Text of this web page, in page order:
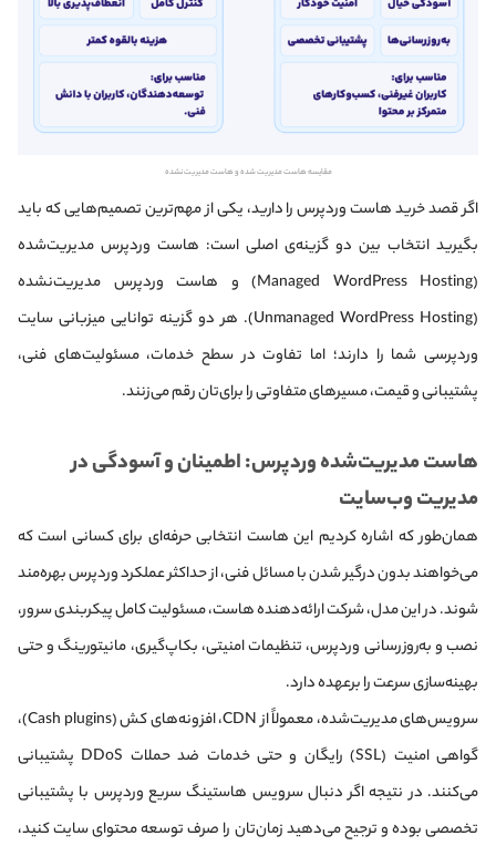
مقایسه هاست مدیریت شده و هاست مدیریت نشده
اگر قصد خرید هاست وردپرس را دارید، یکی از مهم‌ترین تصمیم‌هایی که باید
بگیرید انتخاب بین دو گزینه‌ی اصلی است: هاست وردپرس مدیریت‌شده
(Managed WordPress Hosting) و هاست وردپرس مدیریت‌نشده
(Unmanaged WordPress Hosting). هر دو گزینه توانایی میزبانی سایت
وردپرسی شما را دارند؛ اما تفاوت در سطح خدمات، مسئولیت‌های فنی،
پشتیبانی و قیمت، مسیرهای متفاوتی را برای‌تان رقم می‌زنند.
هاست مدیریت‌شده وردپرس: اطمینان و آسودگی در
مدیریت وب‌سایت
همان‌طور که اشاره کردیم این هاست انتخابی حرفه‌ای برای کسانی است که
می‌خواهند بدون درگیر شدن با مسائل فنی، از حداکثر عملکرد وردپرس بهره‌مند
شوند. در این مدل، شرکت ارائه‌دهنده هاست، مسئولیت کامل پیکربندی سرور،
نصب و به‌روزرسانی وردپرس، تنظیمات امنیتی، بکاپ‌گیری، مانیتورینگ و حتی
بهینه‌سازی سرعت را برعهده دارد.
سرویس‌های مدیریت‌شده، معمولاً از CDN، افزونه‌های کش (Cash plugins)،
گواهی امنیت (SSL) رایگان و حتی خدمات ضد حملات DDoS پشتیبانی
می‌کنند. در نتیجه اگر دنبال سرویس هاستینگ سریع وردپرس با پشتیبانی
تخصصی بوده و ترجیح می‌دهید زمان‌تان را صرف توسعه محتوای سایت کنید،